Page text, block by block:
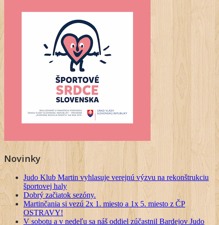
Novinky
Judo Klub Martin vyhlasuje verejnú výzvu na rekonštrukciu
športovej haly
Dobrý začiatok sezóny.
Martinčania si vezú 2x 1. miesto a 1x 5. miesto z ČP
OSTRAVY!
V sobotu a v nedeľu sa náš oddiel zúčastnil Bardejov Judo